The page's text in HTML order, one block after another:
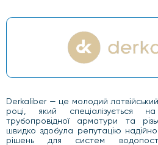
Derkaliber — це молодий
році, який спеціалізується
трубопровідної арматури та
швидко здобула репутацію
рішень для систем